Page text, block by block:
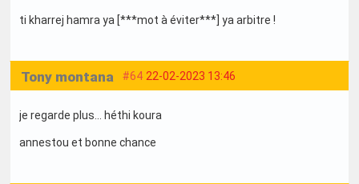
ti kharrej hamra ya [***mot à éviter***] ya arbitre !
#64 22-02-2023 13:46
Tony montana
je regarde plus... héthi koura
annestou et bonne chance